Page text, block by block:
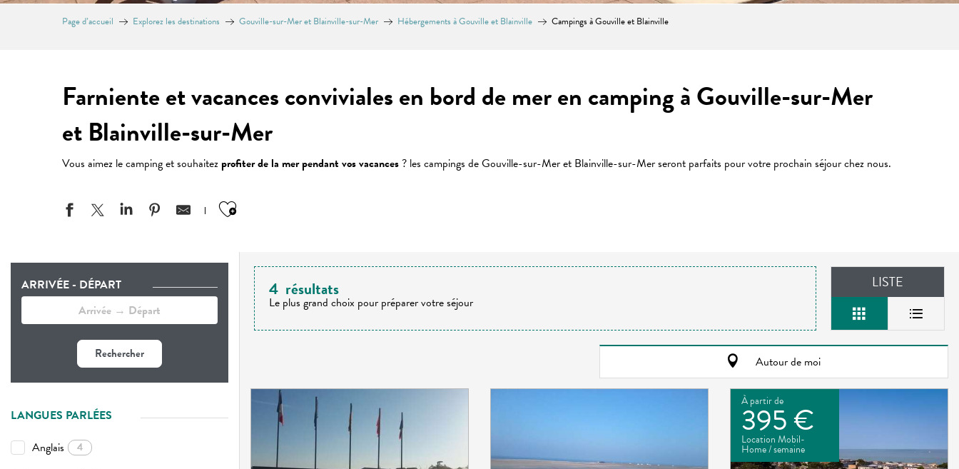
Page d’accueil Explorez les destinations Gouville-sur-Mer et Blainville-sur-Mer Hébergements à Gouville et Blainville Campings à Gouville et Blainville
Farniente et vacances conviviales en bord de mer en camping à Gouville-sur-Mer
et Blainville-sur-Mer
Vous aimez le camping et souhaitez profiter de la mer pendant vos vacances? les campings de Gouville-sur-Mer et Blainville-sur-Mer seront parfaits pour votre prochain séjour chez nous.
Ajouter aux favoris
ARRIVÉE - DÉPART
Rechercher
LANGUES PARLÉES
Anglais
4
4 résultats
Le plus grand choix pour préparer votre séjour
LISTE
Autour de moi
À partir de
395 €
Location Mobil-
Home / semaine